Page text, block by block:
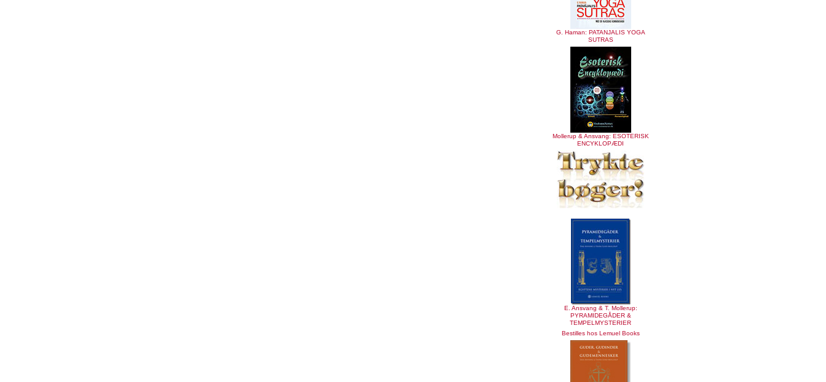
G. Haman: PATANJALIS YOGA
SUTRAS
Mollerup & Ansvang: ESOTERISK
ENCYKLOPÆDI
E. Ansvang & T. Mollerup:
PYRAMIDEGÅDER &
TEMPELMYSTERIER
Bestilles hos Lemuel Books